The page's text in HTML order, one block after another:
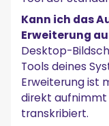
Kann ich das
Erweiterung
Desktop-
Tools deines
Erweiterung ist
direkt aufnimmt
transkribiert.